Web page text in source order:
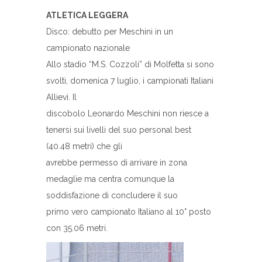
ATLETICA LEGGERA
Disco: debutto per Meschini in un
campionato nazionale
Allo stadio “M.S. Cozzoli” di Molfetta si sono
svolti, domenica 7 luglio, i campionati Italiani
Allievi. Il
discobolo Leonardo Meschini non riesce a
tenersi sui livelli del suo personal best
(40.48 metri) che gli
avrebbe permesso di arrivare in zona
medaglie ma centra comunque la
soddisfazione di concludere il suo
primo vero campionato Italiano al 10° posto
con 35.06 metri.